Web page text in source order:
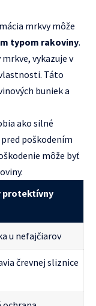
mrkvy môže
typom rakoviny.
vykazuje v
Táto
buniek a
ako silné
poškodením
môže byť
protektívny
u nefajčiarov
črevnej sliznice